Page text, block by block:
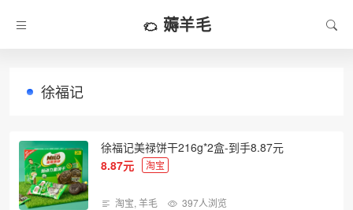
薅羊毛
徐福记
徐福记美禄饼干216g*2盒-到手8.87元
8.87元
淘宝
淘宝, 羊毛 397人浏览